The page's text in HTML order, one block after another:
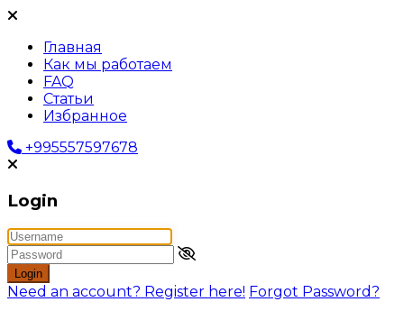
Главная
Как мы работаем
FAQ
Статьи
Избранное
+995557597678
Login
Login
Need an account? Register here! Forgot Password?